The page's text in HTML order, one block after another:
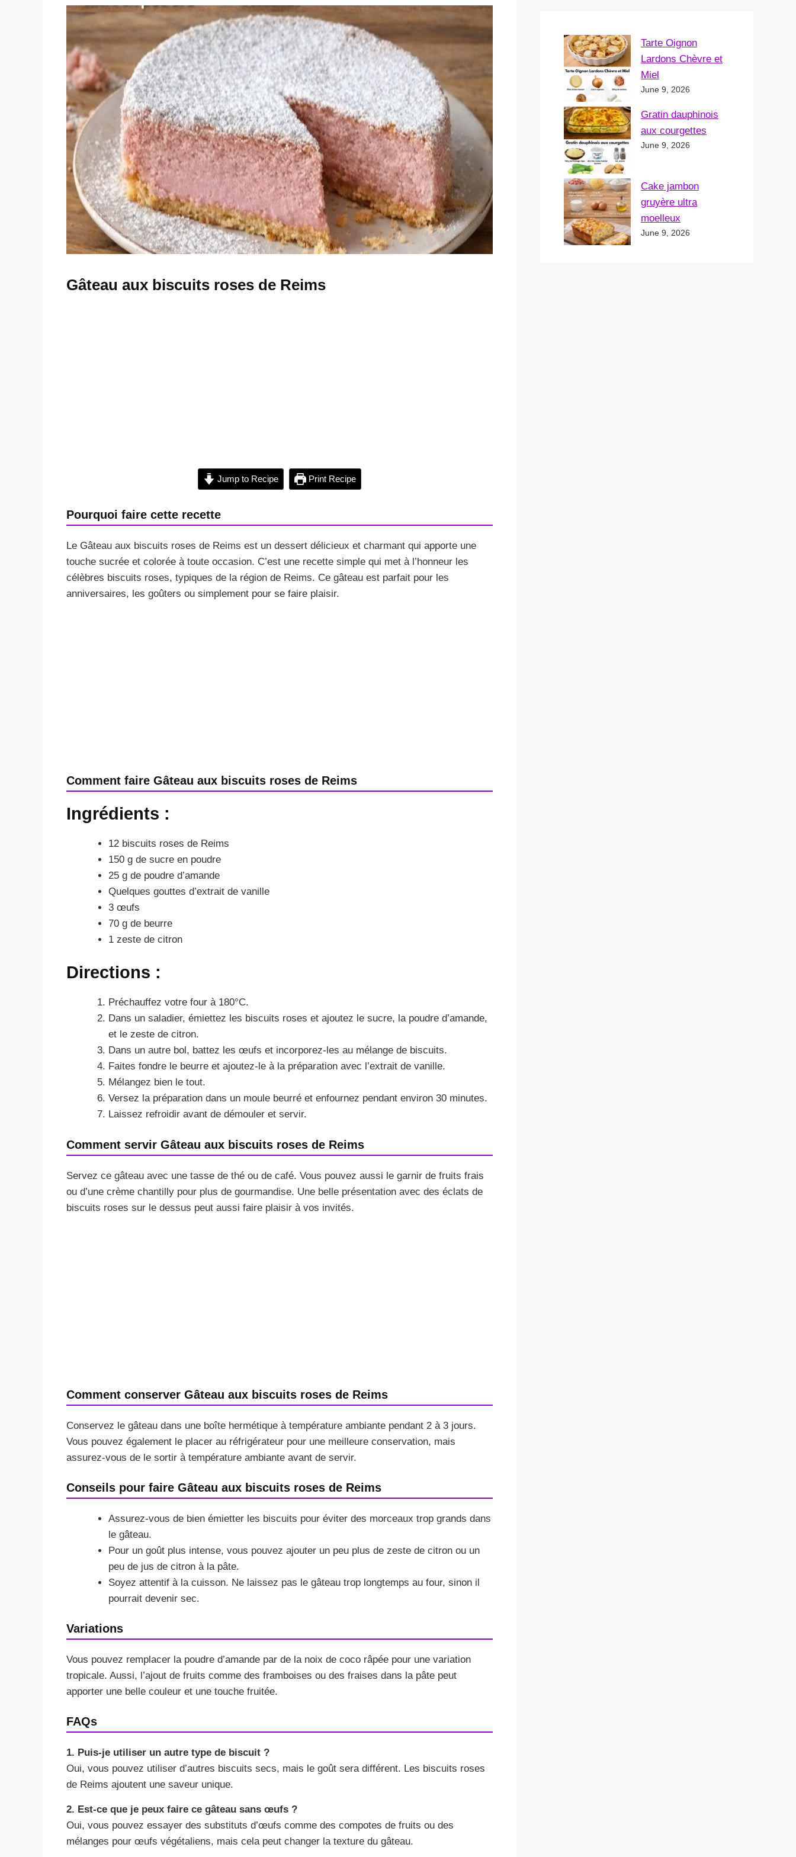
Gâteau aux biscuits roses de Reims
Jump to Recipe Print Recipe
Pourquoi faire cette recette
Le Gâteau aux biscuits roses de Reims est un dessert délicieux et charmant qui apporte une
touche sucrée et colorée à toute occasion. C’est une recette simple qui met à l’honneur les
célèbres biscuits roses, typiques de la région de Reims. Ce gâteau est parfait pour les
anniversaires, les goûters ou simplement pour se faire plaisir.
Comment faire Gâteau aux biscuits roses de Reims
Ingrédients :
12 biscuits roses de Reims
150 g de sucre en poudre
25 g de poudre d’amande
Quelques gouttes d’extrait de vanille
3 œufs
70 g de beurre
1 zeste de citron
Directions :
Préchauffez votre four à 180°C.
Dans un saladier, émiettez les biscuits roses et ajoutez le sucre, la poudre d’amande,
et le zeste de citron.
Dans un autre bol, battez les œufs et incorporez-les au mélange de biscuits.
Faites fondre le beurre et ajoutez-le à la préparation avec l’extrait de vanille.
Mélangez bien le tout.
Versez la préparation dans un moule beurré et enfournez pendant environ 30 minutes.
Laissez refroidir avant de démouler et servir.
Comment servir Gâteau aux biscuits roses de Reims
Servez ce gâteau avec une tasse de thé ou de café. Vous pouvez aussi le garnir de fruits frais
ou d’une crème chantilly pour plus de gourmandise. Une belle présentation avec des éclats de
biscuits roses sur le dessus peut aussi faire plaisir à vos invités.
Comment conserver Gâteau aux biscuits roses de Reims
Conservez le gâteau dans une boîte hermétique à température ambiante pendant 2 à 3 jours.
Vous pouvez également le placer au réfrigérateur pour une meilleure conservation, mais
assurez-vous de le sortir à température ambiante avant de servir.
Conseils pour faire Gâteau aux biscuits roses de Reims
Assurez-vous de bien émietter les biscuits pour éviter des morceaux trop grands dans
le gâteau.
Pour un goût plus intense, vous pouvez ajouter un peu plus de zeste de citron ou un
peu de jus de citron à la pâte.
Soyez attentif à la cuisson. Ne laissez pas le gâteau trop longtemps au four, sinon il
pourrait devenir sec.
Variations
Vous pouvez remplacer la poudre d’amande par de la noix de coco râpée pour une variation
tropicale. Aussi, l’ajout de fruits comme des framboises ou des fraises dans la pâte peut
apporter une belle couleur et une touche fruitée.
FAQs
1. Puis-je utiliser un autre type de biscuit ?
Oui, vous pouvez utiliser d’autres biscuits secs, mais le goût sera différent. Les biscuits roses
de Reims ajoutent une saveur unique.
2. Est-ce que je peux faire ce gâteau sans œufs ?
Oui, vous pouvez essayer des substituts d’œufs comme des compotes de fruits ou des
mélanges pour œufs végétaliens, mais cela peut changer la texture du gâteau.
Tarte Oignon
Lardons Chèvre et
Miel
June 9, 2026
Gratin dauphinois
aux courgettes
June 9, 2026
Cake jambon
gruyère ultra
moelleux
June 9, 2026